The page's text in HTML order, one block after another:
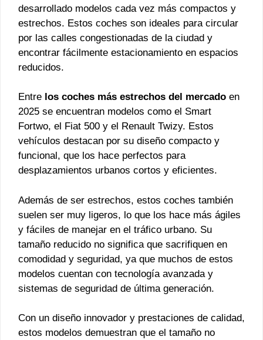
desarrollado modelos cada vez más compactos y
estrechos. Estos coches son ideales para circular
por las calles congestionadas de la ciudad y
encontrar fácilmente estacionamiento en espacios
reducidos.
Entre los coches más estrechos del mercado en
2025 se encuentran modelos como el Smart
Fortwo, el Fiat 500 y el Renault Twizy. Estos
vehículos destacan por su diseño compacto y
funcional, que los hace perfectos para
desplazamientos urbanos cortos y eficientes.
Además de ser estrechos, estos coches también
suelen ser muy ligeros, lo que los hace más ágiles
y fáciles de manejar en el tráfico urbano. Su
tamaño reducido no significa que sacrifiquen en
comodidad y seguridad, ya que muchos de estos
modelos cuentan con tecnología avanzada y
sistemas de seguridad de última generación.
Con un diseño innovador y prestaciones de calidad,
estos modelos demuestran que el tamaño no